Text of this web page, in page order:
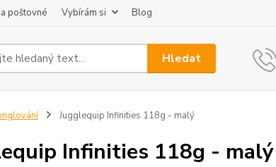
poštovné Vybírám si Blog
Hledat
Jugglequip Infinities 118g - malý
Infinities 118g - malý